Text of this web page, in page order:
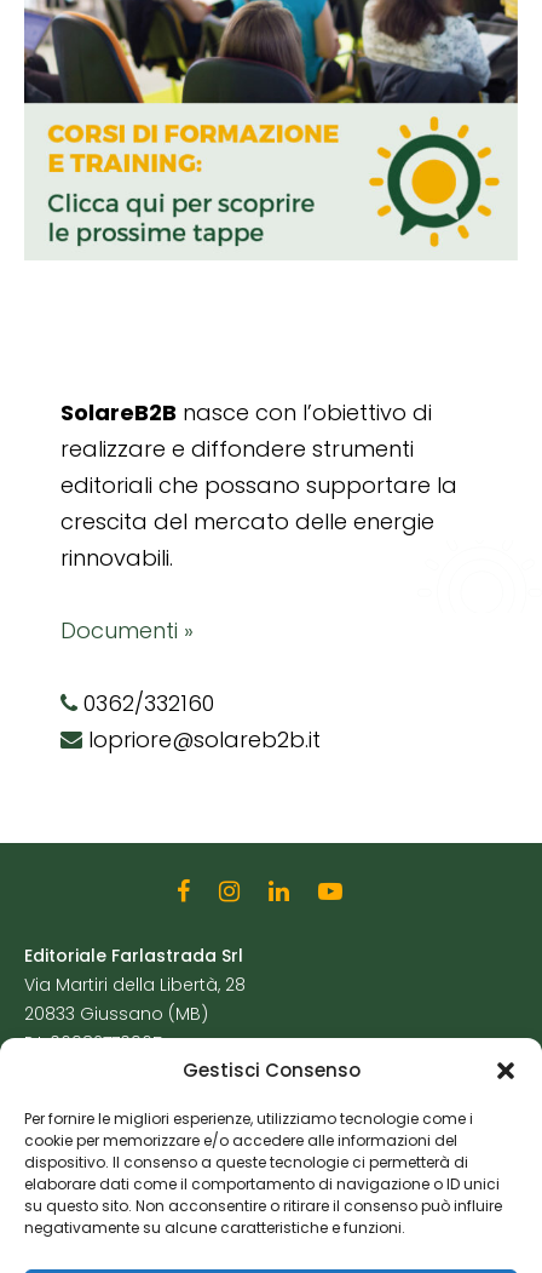
Gestisci Consenso
Per fornire le migliori esperienze, utilizziamo tecnologie come i
cookie per memorizzare e/o accedere alle informazioni del
dispositivo. Il consenso a queste tecnologie ci permetterà di
elaborare dati come il comportamento di navigazione o ID unici
su questo sito. Non acconsentire o ritirare il consenso può influire
negativamente su alcune caratteristiche e funzioni.
SolareB2B nasce con l’obiettivo di
realizzare e diffondere strumenti
editoriali che possano supportare la
crescita del mercato delle energie
rinnovabili.
Documenti »
0362/332160
lopriore@solareb2b.it
Editoriale Farlastrada Srl
Via Martiri della Libertà, 28
20833 Giussano (MB)
P.I. 06982770965
Cookie Policy
Risorse Aggiuntive